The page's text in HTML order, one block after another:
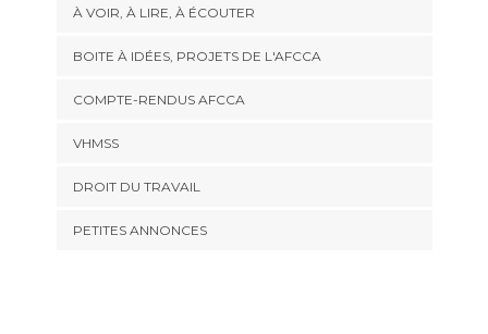
À VOIR, À LIRE, À ÉCOUTER
BOITE À IDÉES, PROJETS DE L'AFCCA
COMPTE-RENDUS AFCCA
VHMSS
DROIT DU TRAVAIL
PETITES ANNONCES